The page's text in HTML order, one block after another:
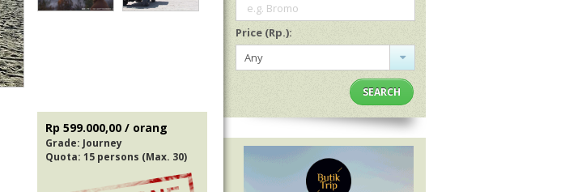
Rp 599.000,00 / orang
Grade: Journey
Quota: 15 persons (Max. 30)
e.g. Bromo
Price (Rp.):
Any
SEARCH